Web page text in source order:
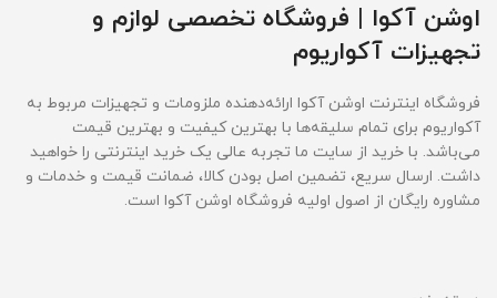
اوشن آکوا | فروشگاه تخصصی لوازم و
تجهیزات آکواریوم
فروشگاه اینترنت اوشن آکوا ارائه‌دهنده ملزومات و تجهیزات مربوط به
آکواریوم برای تمام سلیقه‌ها با بهترین کیفیت و بهترین قیمت‌
می‌باشد. با خرید از سایت ما تجربه عالی یک خرید اینترنتی را خواهید
داشت. ارسال سریع، تضمین اصل بودن کالا، ضمانت قیمت و خدمات و
مشاوره رایگان از اصول اولیه فروشگاه اوشن آکوا است.